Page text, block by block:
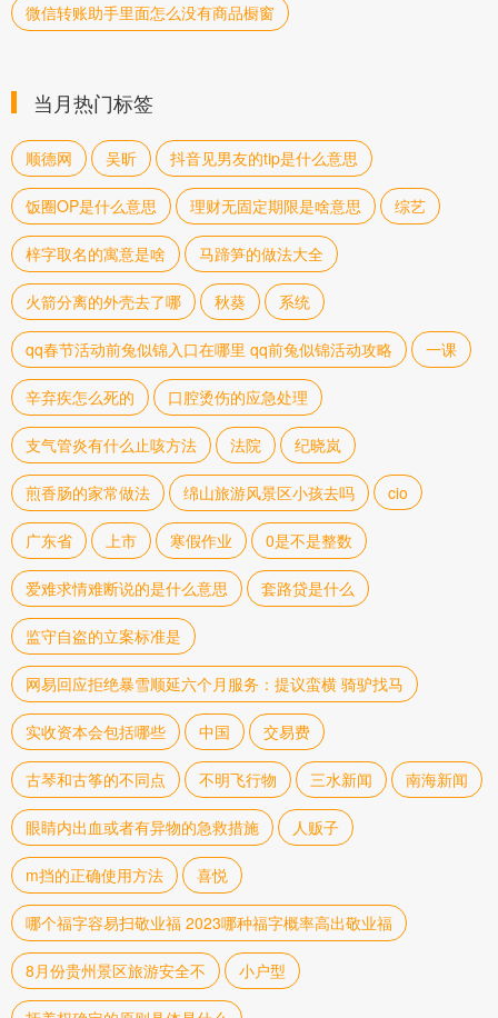
微信转账助手里面怎么没有商品橱窗
当月热门标签
顺德网 吴昕 抖音见男友的tip是什么意思
饭圈OP是什么意思 理财无固定期限是啥意思 综艺
梓字取名的寓意是啥 马蹄笋的做法大全
火箭分离的外壳去了哪 秋葵 系统
qq春节活动前兔似锦入口在哪里 qq前兔似锦活动攻略 一课
辛弃疾怎么死的 口腔烫伤的应急处理
支气管炎有什么止咳方法 法院 纪晓岚
煎香肠的家常做法 绵山旅游风景区小孩去吗 cio
广东省 上市 寒假作业 0是不是整数
爱难求情难断说的是什么意思 套路贷是什么
监守自盗的立案标准是
网易回应拒绝暴雪顺延六个月服务：提议蛮横 骑驴找马
实收资本会包括哪些 中国 交易费
古琴和古筝的不同点 不明飞行物 三水新闻 南海新闻
眼睛内出血或者有异物的急救措施 人贩子
m挡的正确使用方法 喜悦
哪个福字容易扫敬业福 2023哪种福字概率高出敬业福
8月份贵州景区旅游安全不 小户型